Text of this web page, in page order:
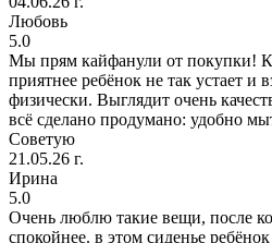
Любовь
5.0
Мы прям кайфанули от покупки!
приятнее ребёнок не так устает и
физически. Выглядит очень
всё сделано продумано: удобно
Советую
21.05.26 г.
Ирина
5.0
Очень люблю такие вещи, после
спокойнее. в этом сиденье